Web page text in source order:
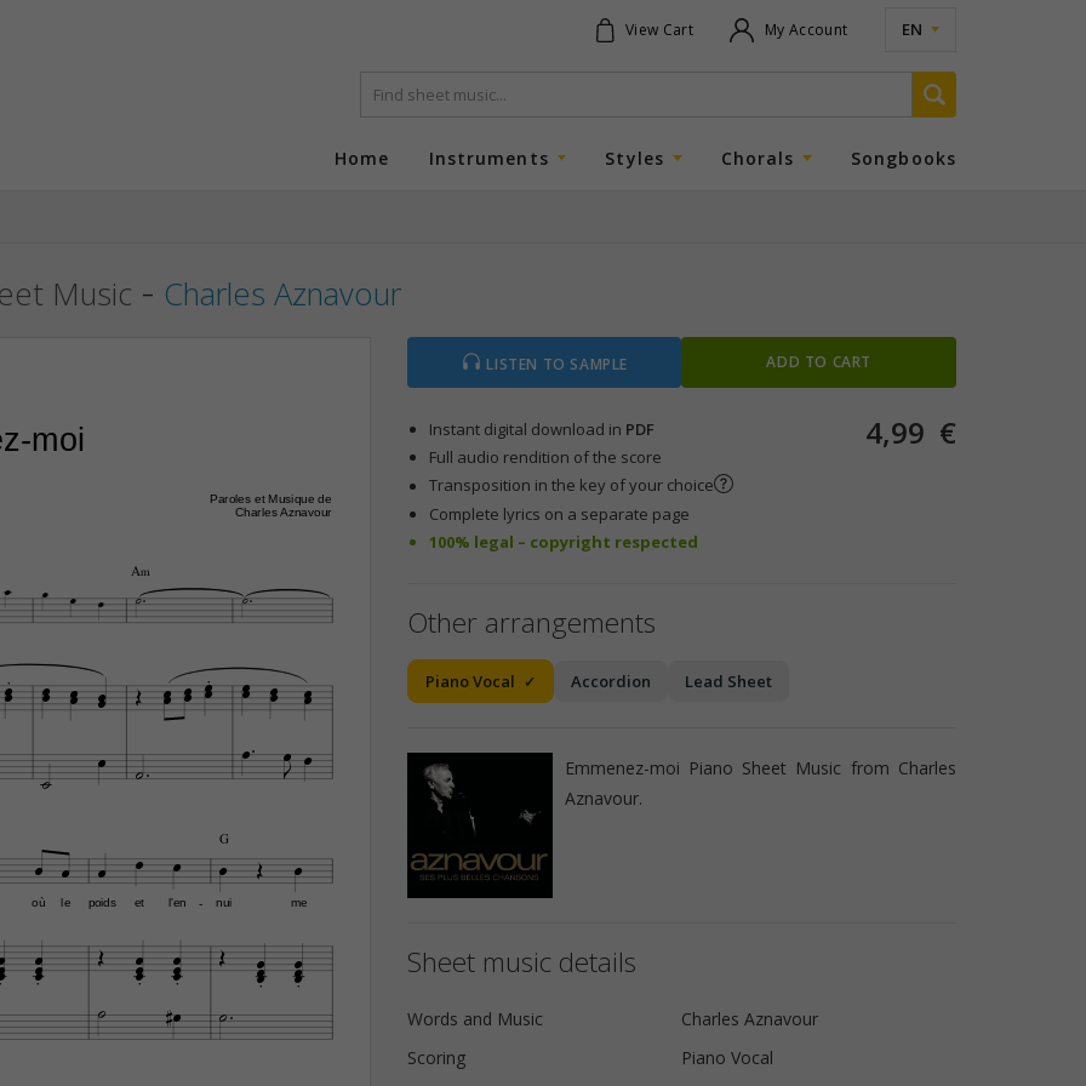
View Cart My Account EN
Home Instruments Styles Chorals Songbooks
Music - Charles Aznavour
moi
Paroles et Musique de
Charles Aznavour
A‹
où le poids et l'en nui
G
- me



    
     

 
 
 
  
 
 
 
 
 

    
 
      



  

 

  

 


 
 
LISTEN TO SAMPLE ADD TO CART
Instant digital download in PDF
Full audio rendition of the score
Transposition in the key of your choice
Complete lyrics on a separate page
100% legal – copyright respected
4,99 €
Other arrangements
Piano Vocal Accordion Lead Sheet
Emmenez-moi Piano Sheet Music from Charles
Aznavour.
Sheet music details
Words and Music
Charles Aznavour
Scoring
Piano Vocal